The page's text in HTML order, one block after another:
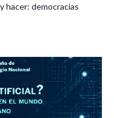
hacer: democracias